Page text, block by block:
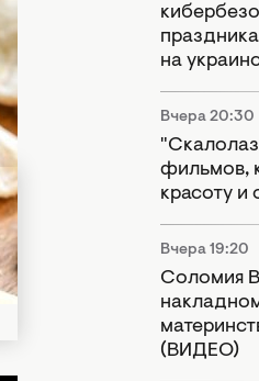
на
Вчера 20:30
фильмов,
красоту и
Вчера 19:20
Соломия
(ВИДЕО)